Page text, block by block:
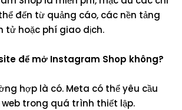
đến từ quảng cáo, các nền tảng
tử hoặc phí giao dịch.
để mở Instagram Shop không?
hợp là có. Meta có thể yêu cầu
trong quá trình thiết lập.